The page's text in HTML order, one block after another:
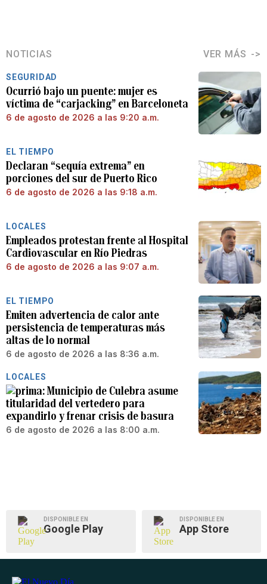
NOTICIAS VER MÁS
SEGURIDAD
Ocurrió bajo un puente: mujer es
víctima de “carjacking” en Barceloneta
6 de agosto de 2026 a las 9:20 a.m.
EL TIEMPO
Declaran “sequía extrema” en
porciones del sur de Puerto Rico
6 de agosto de 2026 a las 9:18 a.m.
LOCALES
Empleados protestan frente al Hospital
Cardiovascular en Río Piedras
6 de agosto de 2026 a las 9:07 a.m.
EL TIEMPO
Emiten advertencia de calor ante
persistencia de temperaturas más
altas de lo normal
6 de agosto de 2026 a las 8:36 a.m.
LOCALES
Municipio de Culebra asume
titularidad del vertedero para
expandirlo y frenar crisis de basura
6 de agosto de 2026 a las 8:00 a.m.
DISPONIBLE EN
Google Play
DISPONIBLE EN
App Store